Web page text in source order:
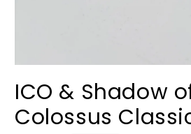
modalfönster
ICO & Shadow
Colossus